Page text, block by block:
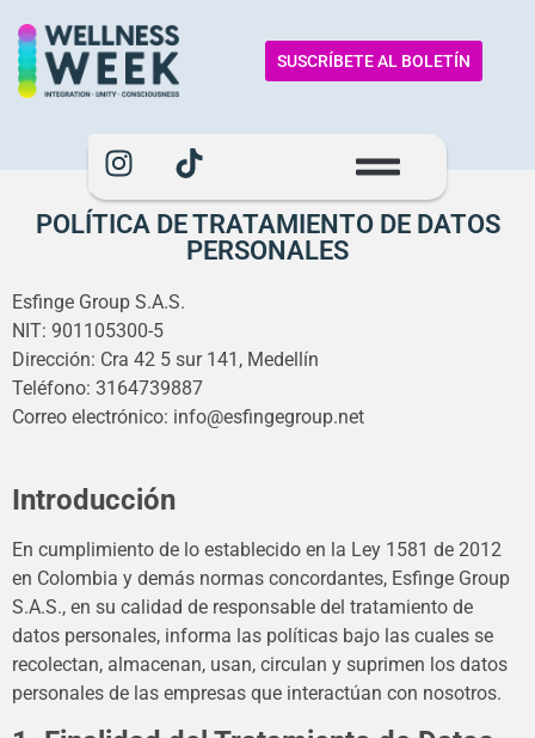
SUSCRÍBETE AL BOLETÍN
POLÍTICA DE TRATAMIENTO DE DATOS
PERSONALES
Esfinge Group S.A.S.
NIT: 901105300-5
Dirección: Cra 42 5 sur 141, Medellín
Teléfono: 3164739887
Correo electrónico: info@esfingegroup.net
Introducción
En cumplimiento de lo establecido en la Ley 1581 de 2012
en Colombia y demás normas concordantes, Esfinge Group
S.A.S., en su calidad de responsable del tratamiento de
datos personales, informa las políticas bajo las cuales se
recolectan, almacenan, usan, circulan y suprimen los datos
personales de las empresas que interactúan con nosotros.